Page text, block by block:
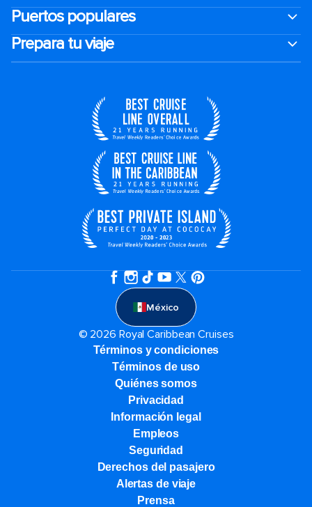
Puertos populares
Prepara tu viaje
México
© 2026 Royal Caribbean Cruises
Términos y condiciones
Términos de uso
Quiénes somos
Privacidad
Información legal
Empleos
Seguridad
Derechos del pasajero
Alertas de viaje
Prensa